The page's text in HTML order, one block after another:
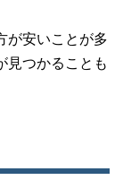
が安いことが多
見つかることも